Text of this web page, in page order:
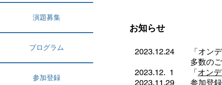
演題募集
プログラム
参加登録
2023.12.24 「オンデ
多数のご視聴を
2023.12. 1 「オン
2023.11.29 参加登録
お知らせ